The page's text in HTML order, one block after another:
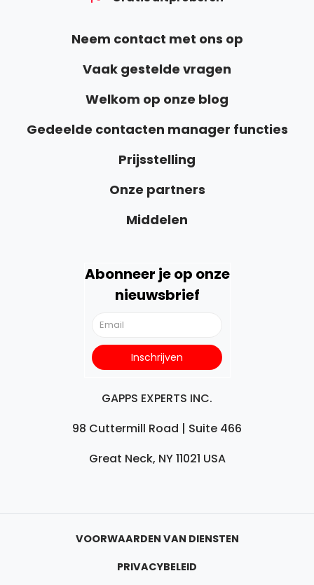
Neem contact met ons op
Vaak gestelde vragen
Welkom op onze blog
Gedeelde contacten manager functies
Prijsstelling
Onze partners
Middelen
Abonneer je op onze
nieuwsbrief
GAPPS EXPERTS INC.
98 Cuttermill Road | Suite 466
Great Neck, NY 11021 USA
VOORWAARDEN VAN DIENSTEN
PRIVACYBELEID